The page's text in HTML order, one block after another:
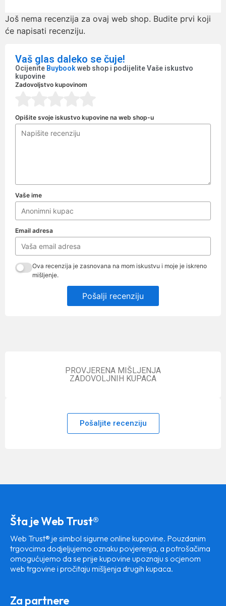
Još nema recenzija za ovaj web shop. Budite prvi koji
će napisati recenziju.
Vaš glas daleko se čuje!
Ocijenite Buybookweb shop i podijelite Vaše iskustvo
kupovine
Zadovoljstvo kupovinom
Opišite svoje iskustvo kupovine na web shop-u
Vaše ime
Email adresa
Ova recenzija je zasnovana na mom iskustvu i moje je iskreno
mišljenje.
Pošalji recenziju
PROVJERENA MIŠLJENJA
ZADOVOLJNIH KUPACA
Pošaljite recenziju
Šta je Web Trust®
Web Trust® je simbol sigurne online kupovine. Pouzdanim
trgovcima dodjeljujemo oznaku povjerenja, a potrošačima
omogućujemo da se prije kupovine upoznaju s ocjenom
web trgovine i pročitaju mišljenja drugih kupaca.
Za partnere